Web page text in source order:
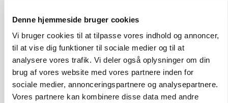
Denne hjemmeside bruger cookies
Vi bruger cookies til at tilpasse vores indhold og annoncer,
til at vise dig funktioner til sociale medier og til at
analysere vores trafik. Vi deler også oplysninger om din
brug af vores website med vores partnere inden for
sociale medier, annonceringspartnere og analysepartnere.
Vores partnere kan kombinere disse data med andre
POLITIK
»Nu stopper I«: Landbrugsdebattør og
protestgruppe vil demonstrere mod ny
gødskningslov
Annonce
POLITIK